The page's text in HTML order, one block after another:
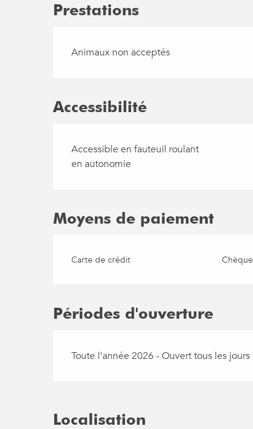
Prestations
Animaux non acceptés
Accessibilité
Accessible en fauteuil roulant
en autonomie
Moyens de paiement
Carte de crédit Chèque
Périodes d'ouverture
Toute l'année 2026 - Ouvert tous les jours
Localisation